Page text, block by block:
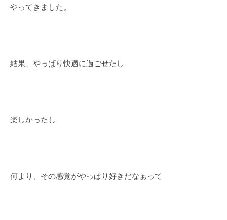
やってきました。
結果、やっぱり快適に過ごせたし
楽しかったし
何より、その感覚がやっぱり好きだなぁって